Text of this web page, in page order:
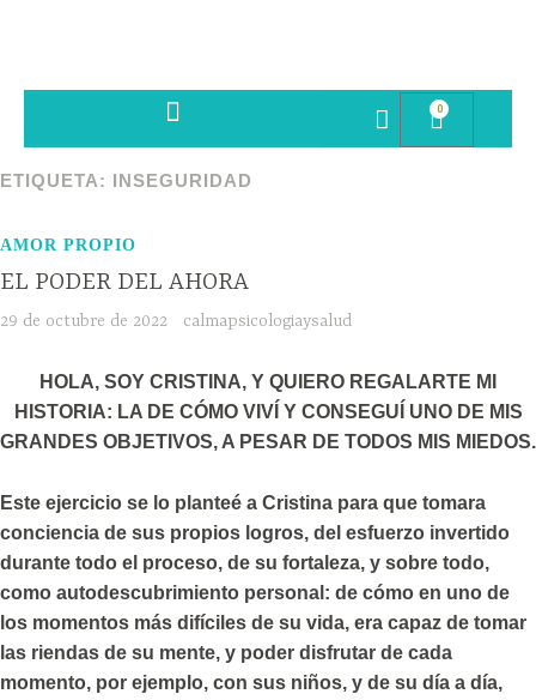
0
ETIQUETA: INSEGURIDAD
AMOR PROPIO
EL PODER DEL AHORA
29 de octubre de 2022 calmapsicologiaysalud
HOLA, SOY CRISTINA, Y QUIERO REGALARTE MI
HISTORIA: LA DE CÓMO VIVÍ Y CONSEGUÍ UNO DE MIS
GRANDES OBJETIVOS, A PESAR DE TODOS MIS MIEDOS.
Este ejercicio se lo planteé a Cristina para que tomara
conciencia de sus propios logros, del esfuerzo invertido
durante todo el proceso, de su fortaleza, y sobre todo,
como autodescubrimiento personal: de cómo en uno de
los momentos más difíciles de su vida, era capaz de tomar
las riendas de su mente, y poder disfrutar de cada
momento, por ejemplo, con sus niños, y de su día a día,